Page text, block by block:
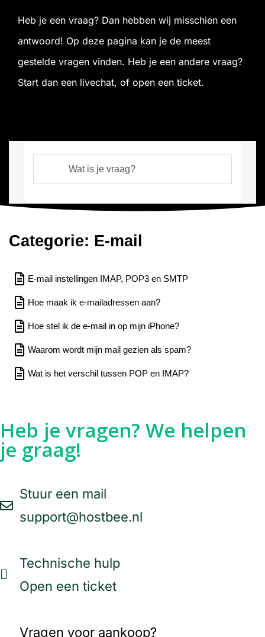
Heb je een vraag? Dan hebben wij misschien een
antwoord! Op deze pagina kan je de meest
gestelde vragen vinden. Heb je een andere vraag?
Start dan een livechat, of open een ticket.
Categorie: E-mail
E-mail instellingen IMAP, POP3 en SMTP
Hoe maak ik e-mailadressen aan?
Hoe stel ik de e-mail in op mijn iPhone?
Waarom wordt mijn mail gezien als spam?
Wat is het verschil tussen POP en IMAP?
Heb je vragen? We helpen
je graag!
Stuur een mail
support@hostbee.nl
Technische hulp
Open een ticket
Vragen voor aankoop?